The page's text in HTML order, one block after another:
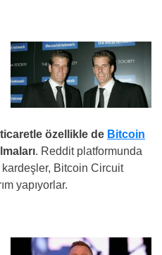
özellikle de Bitcoin
. Reddit platformunda
Bitcoin Circuit
yapıyorlar.